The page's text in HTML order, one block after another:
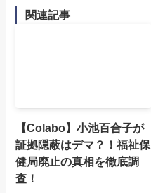
関連記事
【Colabo】小池百合子が
証拠隠蔽はデマ？！福祉保
健局廃止の真相を徹底調
査！